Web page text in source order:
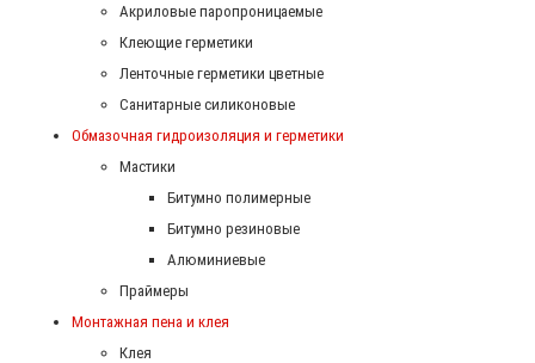
Акриловые паропроницаемые
Клеющие герметики
Ленточные герметики цветные
Санитарные силиконовые
Обмазочная гидроизоляция и герметики
Мастики
Битумно полимерные
Битумно резиновые
Алюминиевые
Праймеры
Монтажная пена и клея
Клея